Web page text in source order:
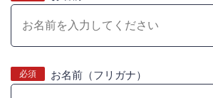
必須 お名前（フリガナ）